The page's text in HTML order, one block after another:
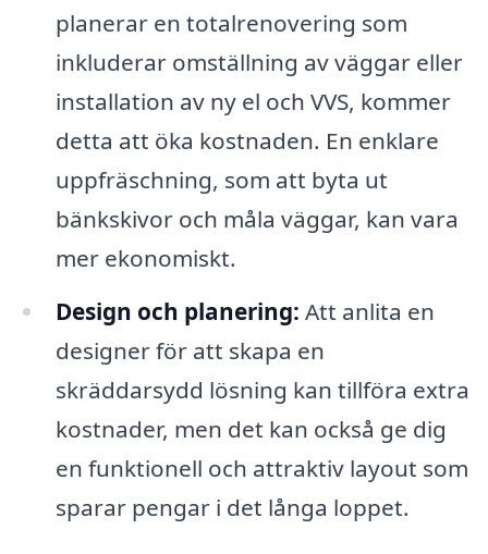
planerar en totalrenovering som
inkluderar omställning av väggar eller
installation av ny el och VVS, kommer
detta att öka kostnaden. En enklare
uppfräschning, som att byta ut
bänkskivor och måla väggar, kan vara
mer ekonomiskt.
Design och planering: Att anlita en
designer för att skapa en
skräddarsydd lösning kan tillföra extra
kostnader, men det kan också ge dig
en funktionell och attraktiv layout som
sparar pengar i det långa loppet.